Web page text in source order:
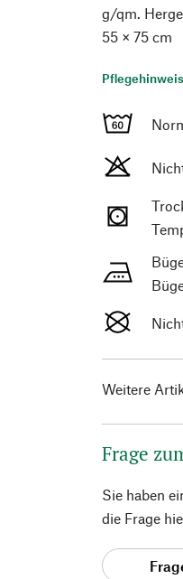
g/qm.
55 × 75 cm
Weitere
Frage
Sie haben
die Frage